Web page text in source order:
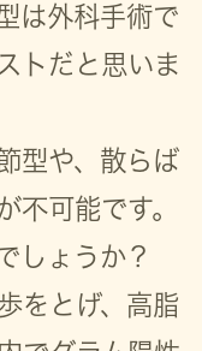
は外科手術で
トだと思いま
型や、散らば
不可能です。
しょうか？
をとげ、高脂